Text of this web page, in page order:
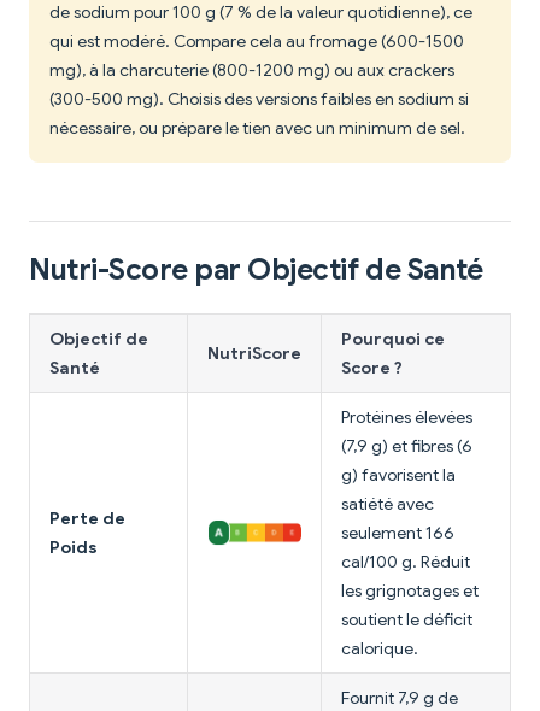
de sodium pour 100 g (7 % de la valeur quotidienne), ce
qui est modéré. Compare cela au fromage (600-1500
mg), à la charcuterie (800-1200 mg) ou aux crackers
(300-500 mg). Choisis des versions faibles en sodium si
nécessaire, ou prépare le tien avec un minimum de sel.
Nutri-Score par Objectif de Santé
Objectif de
Santé
NutriScore
Pourquoi ce
Score ?
Perte de
Poids
Protéines élevées
(7,9 g) et fibres (6
g) favorisent la
satiété avec
seulement 166
cal/100 g. Réduit
les grignotages et
soutient le déficit
calorique.
Fournit 7,9 g de